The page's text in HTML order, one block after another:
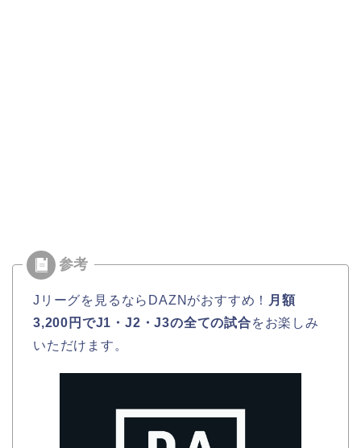
Jリーグを見るならDAZNがおすすめ！
月額
3,200円でJ1・J2・J3の全ての試合をお楽しみ
いただけます。